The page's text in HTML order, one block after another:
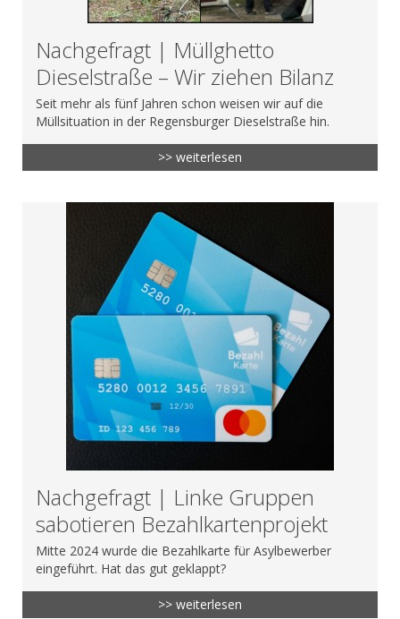
Nachgefragt | Müllghetto
Dieselstraße – Wir ziehen Bilanz
Seit mehr als fünf Jahren schon weisen wir auf die
Müllsituation in der Regensburger Dieselstraße hin.
>> weiterlesen
Nachgefragt | Linke Gruppen
sabotieren Bezahlkartenprojekt
Mitte 2024 wurde die Bezahlkarte für Asylbewerber
eingeführt. Hat das gut geklappt?
>> weiterlesen